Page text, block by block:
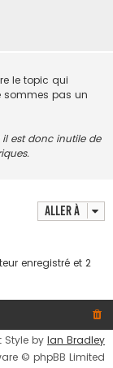
le topic qui
sommes pas un
est donc inutile de
Aller à
enregistré et 2
Style by Ian Bradley
© phpBB Limited